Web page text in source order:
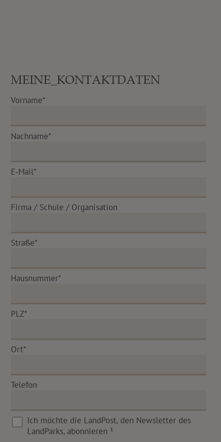
MEINE_KONTAKTDATEN
Vorname*
Nachname*
E-Mail*
Firma / Schule / Organisation
Straße*
Hausnummer*
PLZ*
Ort*
Telefon
Ich möchte die LandPost, den Newsletter des
LandParks, abonnieren ¹